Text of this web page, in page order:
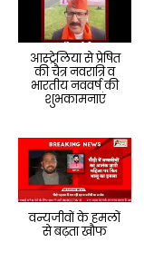
आस्ट्रेलिया से प्रेषित
की चैत्र नवरात्रि व
भारतीय नववर्ष की
शुभकामनाएं
वन्यजीवों के हमलों
से बढ़ता खौफ